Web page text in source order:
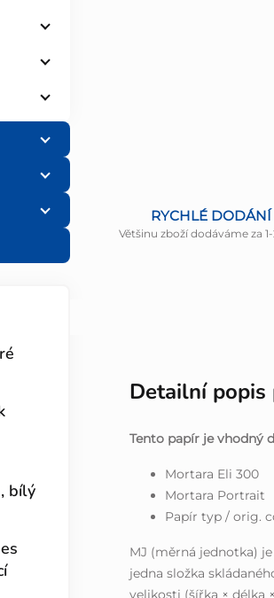
bílý
RYCHLÉ DODÁNÍ
Většinu zboží dodáváme za
Detailní popis
Tento papír je vhodný
Mortara Eli 300
Mortara Portrait
Papír typ / orig.
MJ (měrná jednotka)
jedna složka
velikosti (šířka × délka